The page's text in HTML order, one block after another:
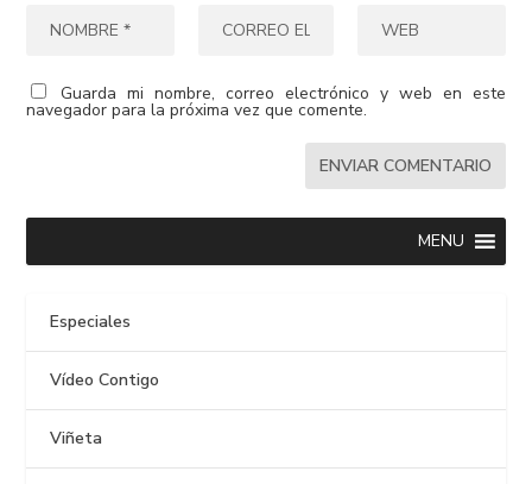
Guarda mi nombre, correo electrónico y web en este
navegador para la próxima vez que comente.
MENU
Especiales
Vídeo Contigo
Viñeta